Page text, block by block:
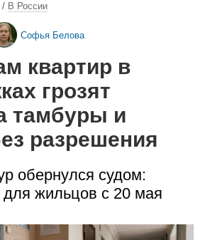
/ В России
Софья Белова
квартир в
грозят
тамбуры и
разрешения
обернулся судом:
жильцов с 20 мая